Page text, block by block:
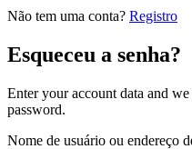
Não tem uma conta? Registro
Esqueceu a senha?
Enter your account data and
password.
Nome de usuário ou endereço